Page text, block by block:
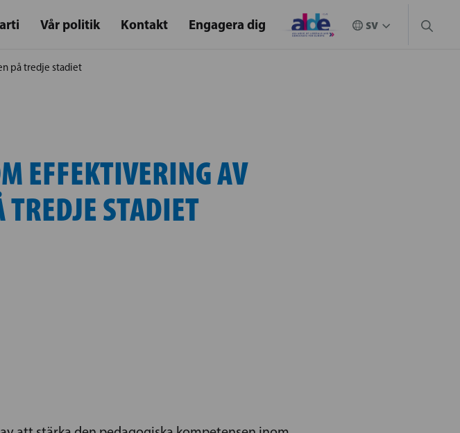
Vår politik Kontakt Engagera dig
på tredje stadiet
EFFEKTIVERING AV
STADIET